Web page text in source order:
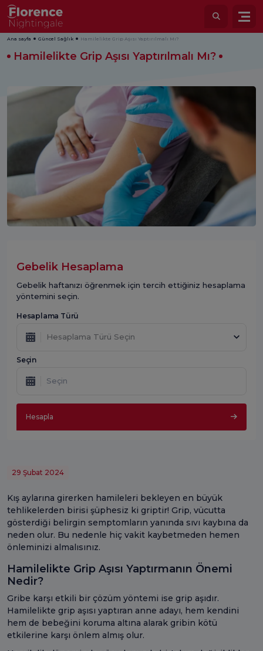
Ana sayfa Güncel Sağlık Hamilelikte Grip Aşısı Yaptırılmalı Mı?
Hamilelikte Grip Aşısı Yaptırılmalı Mı?
Gebelik Hesaplama
Gebelik haftanızı öğrenmek için tercih ettiğiniz hesaplama
yöntemini seçin.
Hesaplama Türü
Hesaplama Türü Seçin
Seçin
Hesapla
29 Şubat 2024
Kış aylarına girerken hamileleri bekleyen en büyük
tehlikelerden birisi şüphesiz ki griptir! Grip, vücutta
gösterdiği belirgin semptomların yanında sıvı kaybına da
neden olur. Bu nedenle hiç vakit kaybetmeden hemen
önleminizi almalısınız.
Hamilelikte Grip Aşısı Yaptırmanın Önemi
Nedir?
Gribe karşı etkili bir çözüm yöntemi ise grip aşıdır.
Hamilelikte grip aşısı yaptıran anne adayı, hem kendini
hem de bebeğini koruma altına alarak gribin kötü
etkilerine karşı önlem almış olur.